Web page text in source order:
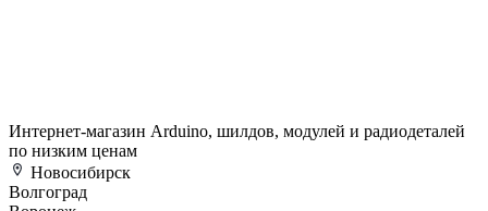
Интернет-магазин Arduino, шилдов, модулей и радиодеталей
по низким ценам
Новосибирск
Волгоград